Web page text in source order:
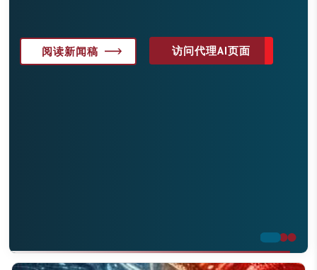
阅读新闻稿 访问代理AI页面